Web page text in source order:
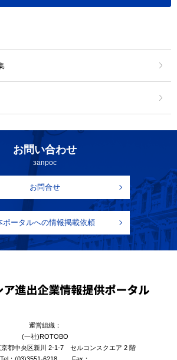
お問い合わせ
запрос
お問合せ
ポータルへの情報掲載依頼
運営組織：
(一社)ROTOBO
都中央区新川 2-1-7 セルコンスクエア 2 階